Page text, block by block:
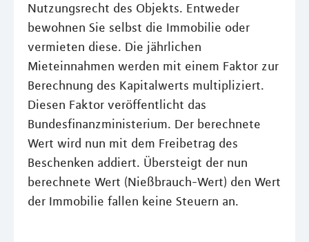
Nutzungsrecht des Objekts. Entweder
bewohnen Sie selbst die Immobilie oder
vermieten diese. Die jährlichen
Mieteinnahmen werden mit einem Faktor zur
Berechnung des Kapitalwerts multipliziert.
Diesen Faktor veröffentlicht das
Bundesfinanzministerium. Der berechnete
Wert wird nun mit dem Freibetrag des
Beschenken addiert. Übersteigt der nun
berechnete Wert (Nießbrauch-Wert) den Wert
der Immobilie fallen keine Steuern an.